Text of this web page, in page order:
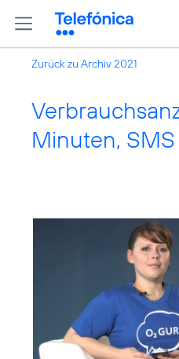
Zurück zu Archiv 2021
Minuten,